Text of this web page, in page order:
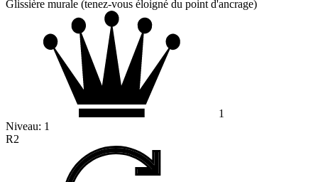
Glissière murale (tenez-vous éloigné du point d'ancrage)
1
Niveau: 1
R2